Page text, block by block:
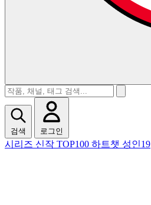
검색 로그인
시리즈 신작 TOP100 하트챗 성인19